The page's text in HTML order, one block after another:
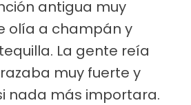
antigua muy
olía a champán y
La gente reía
muy fuerte y
nada más importara.